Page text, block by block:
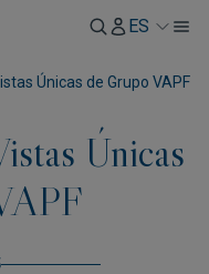
ES
Únicas de Grupo VAPF
Únicas